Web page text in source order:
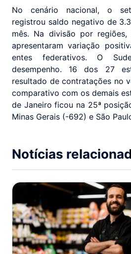
No cenário nacional, o
registrou saldo negativo de
mês. Na divisão por
apresentaram variação
entes federativos. O
desempenho. 16 dos 27
resultado de contratações no
comparativo com os demais
de Janeiro ficou na 25ª
Minas Gerais (-692) e São
Notícias